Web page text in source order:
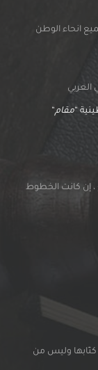
انحاء الوطن
العربي
“مقام“
، إن كانت الخطوط
كتّابها وليس من